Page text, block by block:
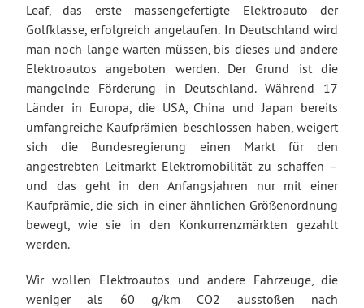
Leaf, das erste massengefertigte Elektroauto der
Golfklasse, erfolgreich angelaufen. In Deutschland wird
man noch lange warten müssen, bis dieses und andere
Elektroautos angeboten werden. Der Grund ist die
mangelnde Förderung in Deutschland. Während 17
Länder in Europa, die USA, China und Japan bereits
umfangreiche Kaufprämien beschlossen haben, weigert
sich die Bundesregierung einen Markt für den
angestrebten Leitmarkt Elektromobilität zu schaffen –
und das geht in den Anfangsjahren nur mit einer
Kaufprämie, die sich in einer ähnlichen Größenordnung
bewegt, wie sie in den Konkurrenzmärkten gezahlt
werden.
Wir wollen Elektroautos und andere Fahrzeuge, die
weniger als 60 g/km CO2 ausstoßen nach